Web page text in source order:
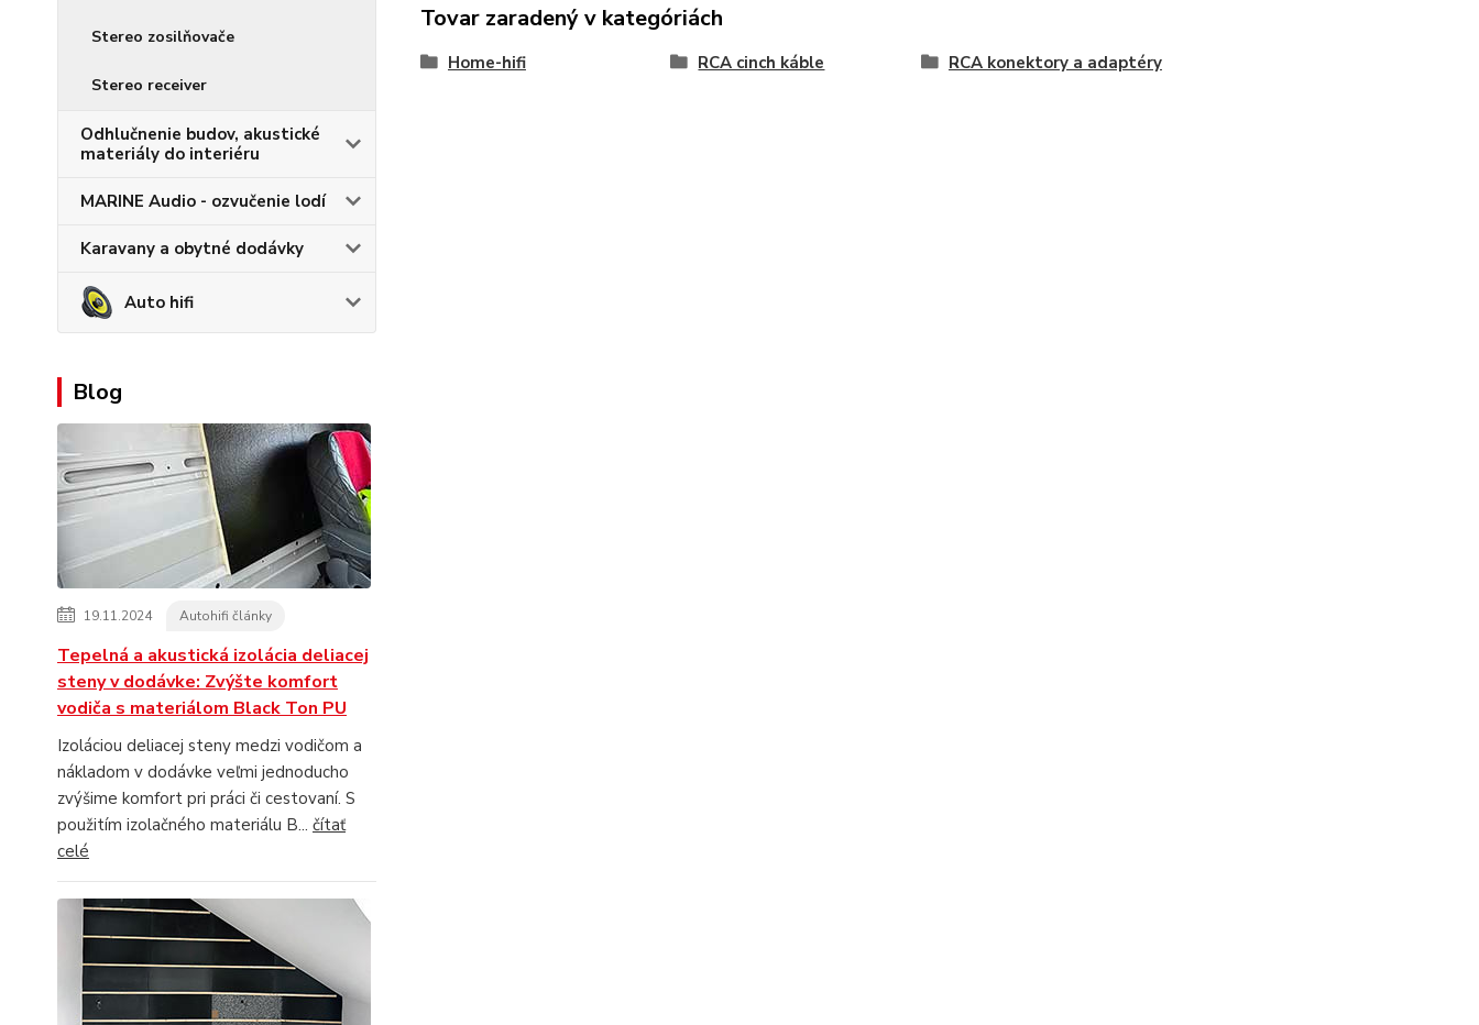
Stereo zosilňovače
Stereo receiver
Odhlučnenie budov, akustické
materiály do interiéru
MARINE Audio - ozvučenie lodí
Karavany a obytné dodávky
Auto hifi
Blog
19.11.2024 Autohifi články
Tepelná a akustická izolácia deliacej
steny v dodávke: Zvýšte komfort
vodiča s materiálom Black Ton PU
Izoláciou deliacej steny medzi vodičom a
nákladom v dodávke veľmi jednoducho
zvýšime komfort pri práci či cestovaní. S
použitím izolačného materiálu B... čítať
celé
Tovar zaradený v kategóriách
Home-hifi RCA cinch káble RCA konektory a adaptéry